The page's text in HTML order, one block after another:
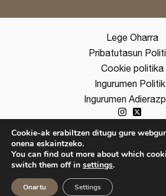
Lege Oharra
Pribatutasun
Cookie politika
Ingurumen
Ingurumen
Cookie-ak erabiltzen ditugu gure
onena eskaintzeko.
You can find out more about which
switch them off in settings.
Onartu Settings